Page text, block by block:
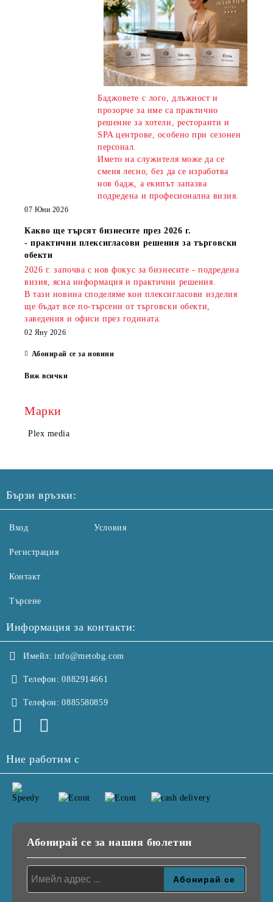
Баджовете с лого, длъжност и
прозорче за име са практично
решение за хотели, ресторанти и
SPA центрове, особено при сезонен
персонал.
Името на служителя може да се
сменя лесно, без да се изработва
нов бадж, а екипът запазва
подредена и професионална визия.
07 Юни 2026
Какво ще търсят бизнесите през 2026 г.
- практични плексигласови решения за търговски
обекти
2026 г. започва с нов фокус за бизнесите - подредена
визия, ясна информация и практични решения.
В тази новина споделяме кои плексигласови изделия
ще бъдат все по-търсени от търговски обекти,
заведения и офиси през годината.
02 Яну 2026
Абонирай се за новини
Виж всички
Марки
Plex media
Бързи връзки:
Вход
Регистрация
Контакт
Търсене
Условия
Информация за контакти:
Имейл: info@metobg.com
Телефон: 0882914661
Телефон: 0885580859
Ние работим с
Абонирай се за нашия бюлетин